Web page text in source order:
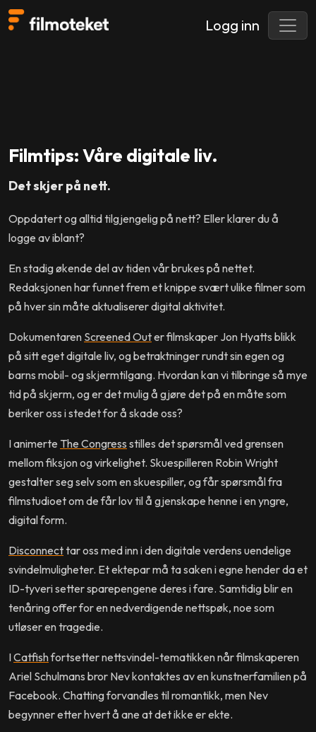
Logg inn
Filmtips: Våre digitale liv.
Det skjer på nett.
Oppdatert og alltid tilgjengelig på nett? Eller klarer du å
logge av iblant?
En stadig økende del av tiden vår brukes på nettet.
Redaksjonen har funnet frem et knippe svært ulike filmer som
på hver sin måte aktualiserer digital aktivitet.
Dokumentaren Screened Outer filmskaper Jon Hyatts blikk
på sitt eget digitale liv, og betraktninger rundt sin egen og
barns mobil- og skjermtilgang. Hvordan kan vi tilbringe så mye
tid på skjerm, og er det mulig å gjøre det på en måte som
beriker oss i stedet for å skade oss?
I animerte The Congress stilles det spørsmål ved grensen
mellom fiksjon og virkelighet. Skuespilleren Robin Wright
gestalter seg selv som en skuespiller, og får spørsmål fra
filmstudioet om de får lov til å gjenskape henne i en yngre,
digital form.
Disconnecttar oss med inn i den digitale verdens uendelige
svindelmuligheter. Et ektepar må ta saken i egne hender da et
ID-tyveri setter sparepengene deres i fare. Samtidig blir en
tenåring offer for en nedverdigende nettspøk, noe som
utløser en tragedie.
ICatfishfortsetter nettsvindel-tematikken når filmskaperen
Ariel Schulmans bror Nev kontaktes av en kunstnerfamilien på
Facebook. Chatting forvandles til romantikk, men Nev
begynner etter hvert å ane at det ikke er ekte.